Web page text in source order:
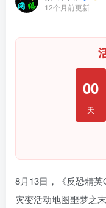
12个月前更新
00
天
8月13日，《反恐精
灾变活动地图噩梦之